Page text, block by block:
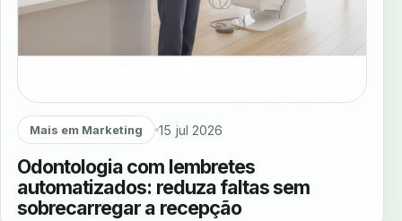
Mais em Marketing 15 jul 2026
Odontologia com lembretes
automatizados: reduza faltas sem
sobrecarregar a recepção